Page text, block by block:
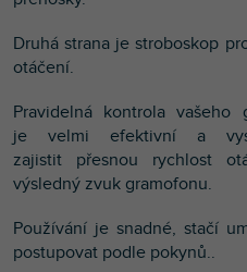
Druhá strana je stroboskop
otáčení.
Pravidelná kontrola
je velmi efektivní a
zajistit přesnou rychlost
výsledný zvuk gramofonu.
Používání je snadné, stačí
postupovat podle pokynů..